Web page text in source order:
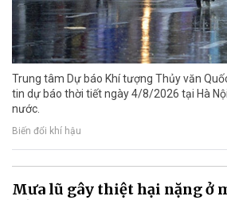
Trung tâm Dự báo Khí tượng Thủy văn
tin dự báo thời tiết ngày 4/8/2026 tại Hà
nước.
Biến đổi khí hậu
Mưa lũ gây thiệt hại nặng ở